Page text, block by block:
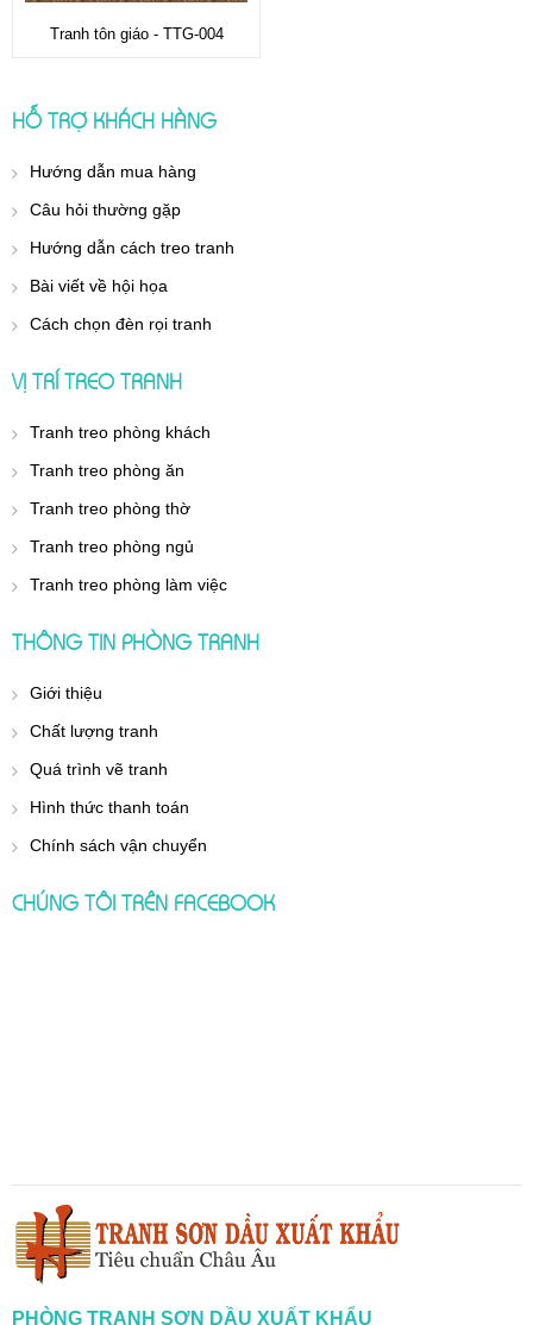
Tranh tôn giáo - TTG-004
HỖ TRỢ KHÁCH HÀNG
Hướng dẫn mua hàng
Câu hỏi thường gặp
Hướng dẫn cách treo tranh
Bài viết về hội họa
Cách chọn đèn rọi tranh
VỊ TRÍ TREO TRANH
Tranh treo phòng khách
Tranh treo phòng ăn
Tranh treo phòng thờ
Tranh treo phòng ngủ
Tranh treo phòng làm việc
THÔNG TIN PHÒNG TRANH
Giới thiệu
Chất lượng tranh
Quá trình vẽ tranh
Hình thức thanh toán
Chính sách vận chuyển
CHÚNG TÔI TRÊN FACEBOOK
PHÒNG TRANH SƠN DẦU XUẤT KHẨU